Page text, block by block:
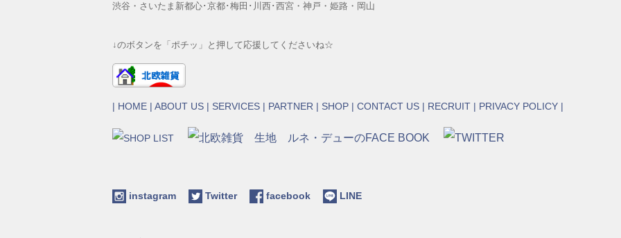
渋谷・さいたま新都心･京都･梅田･川西･西宮・神戸・姫路・岡山
↓のボタンを「ポチッ」と押して応援してくださいね☆
| HOME | ABOUT US | SERVICES | PARTNER | SHOP | CONTACT US | RECRUIT | PRIVACY POLICY |
instagram Twitter facebook LINE